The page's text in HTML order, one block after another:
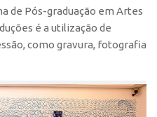
de Pós-graduação em Artes
é a utilização de
como gravura, fotografia